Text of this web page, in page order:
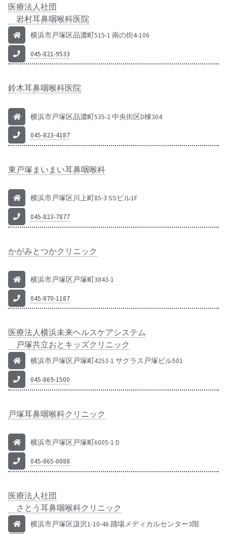
医療法人社団
岩村耳鼻咽喉科医院
横浜市戸塚区品濃町515-1 南の街4-106
045-821-9533
鈴木耳鼻咽喉科医院
横浜市戸塚区品濃町535-2 中央街区D棟304
045-823-4187
東戸塚まいまい耳鼻咽喉科
横浜市戸塚区川上町85-3 SSビル1F
045-823-7877
かがみとつかクリニック
横浜市戸塚区戸塚町3843-1
045-870-1187
医療法人横浜未来ヘルスケアシステム
戸塚共立おとキッズクリニック
横浜市戸塚区戸塚町4253-1 サクラス戸塚ビル501
045-869-1500
戸塚耳鼻咽喉科クリニック
横浜市戸塚区戸塚町6005-1 D
045-865-0088
医療法人社団
さとう耳鼻咽喉科クリニック
横浜市戸塚区汲沢1-10-46 踊場メディカルセンター3階